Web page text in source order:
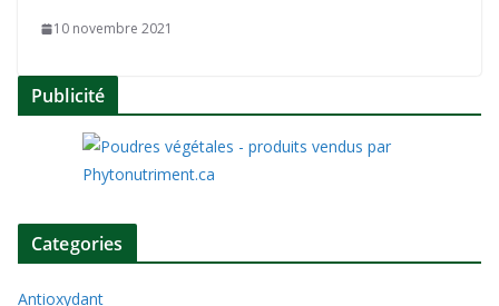
10 novembre 2021
Publicité
Categories
Antioxydant